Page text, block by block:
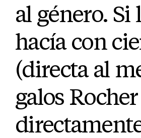
al género.
hacía con
(directa al
galos